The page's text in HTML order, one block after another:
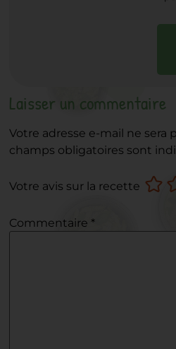
Laisser un commentaire
Votre adresse e-mail ne sera
champs obligatoires sont
Votre avis sur la recette
Commentaire *